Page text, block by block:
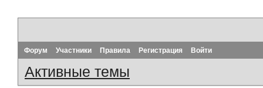
Форум Участники Правила Регистрация Войти
Активные темы